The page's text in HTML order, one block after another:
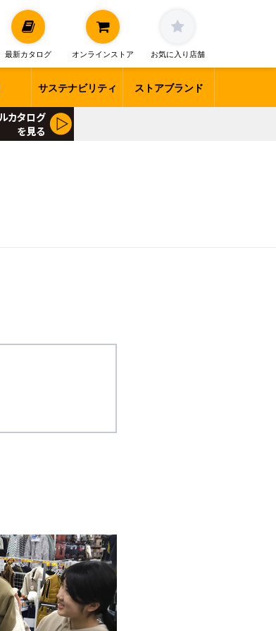
最新カタログ オンラインストア お気に入り店舗
サステナビリティ ストアブランド